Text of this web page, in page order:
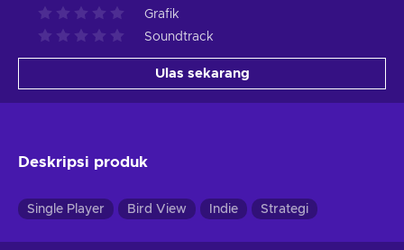
Grafik
Soundtrack
Ulas sekarang
Deskripsi produk
Single Player Bird View Indie Strategi